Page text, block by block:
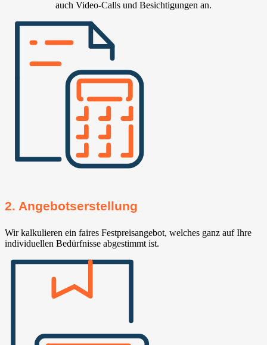
auch Video-Calls und Besichtigungen an.
2. Angebotserstellung
Wir kalkulieren ein faires Festpreisangebot, welches ganz auf Ihre
individuellen Bedürfnisse abgestimmt ist.